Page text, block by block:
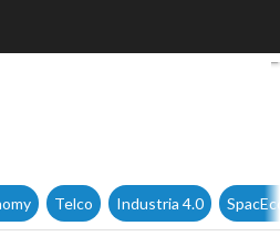
Télécom, condannati
Telco Industria 4.0